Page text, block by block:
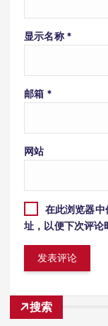
显示名称 *
邮箱 *
网站
在此浏览器
址，以便下次评论
搜索